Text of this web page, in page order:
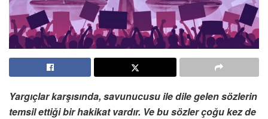
Yargıçlar karşısında, savunucusu ile dile gelen sözlerin
temsil ettiği bir hakikat vardır. Ve bu sözler çoğu kez de